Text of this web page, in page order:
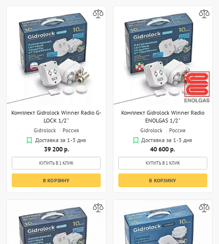
Комплект Gidrolock Winner Radio G-
LOCK 1/2"
Gidrolock
Россия
Доставка за 1-3 дня
39 200 р.
КУПИТЬ В 1 КЛИК
В КОРЗИНУ
Комплект Gidrolock Winner Radio
ENOLGAS 1/2"
Gidrolock
Россия
Доставка за 1-3 дня
40 600 р.
КУПИТЬ В 1 КЛИК
В КОРЗИНУ